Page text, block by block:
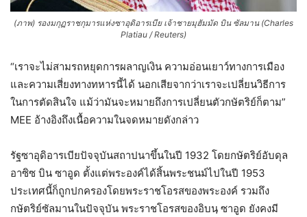
(ภาพ) รองมกุฏราชกุมารแห่งซาอุดิอารเบีย เจ้าชายมุฮัมมัด บิน ซัลมาน (Charles
Platiau / Reuters)
“เราจะไม่สามรถหยุดการผลาญเงิน ความอ่อนเยาว์ทางการเมือง
และความเสี่ยงทางทหารนี้ได้ นอกเสียจากว่าเราจะเปลี่ยนวิธีการ
ในการตัดสินใจ แม้ว่ามันจะหมายถึงการเปลี่ยนตัวกษัตริย์ก็ตาม”
MEE อ้างอิงถึงเนื้อความในจดหมายดังกล่าว
รัฐซาอุดิอารเบียปัจจุบันสถาปนาขึ้นในปี 1932 โดยกษัตริย์อับดุล
อาซิซ บิน ซาอูด ตั้งแต่พระองค์ได้สิ้นพระชนม์ไปในปี 1953
ประเทศนี้ก็ถูกปกครองโดยพระราชโอรสของพระองค์ รวมถึง
กษัตริย์ซัลมานในปัจจุบัน พระราชโอรสของอิบนฺ ซาอูด ยังคงมี